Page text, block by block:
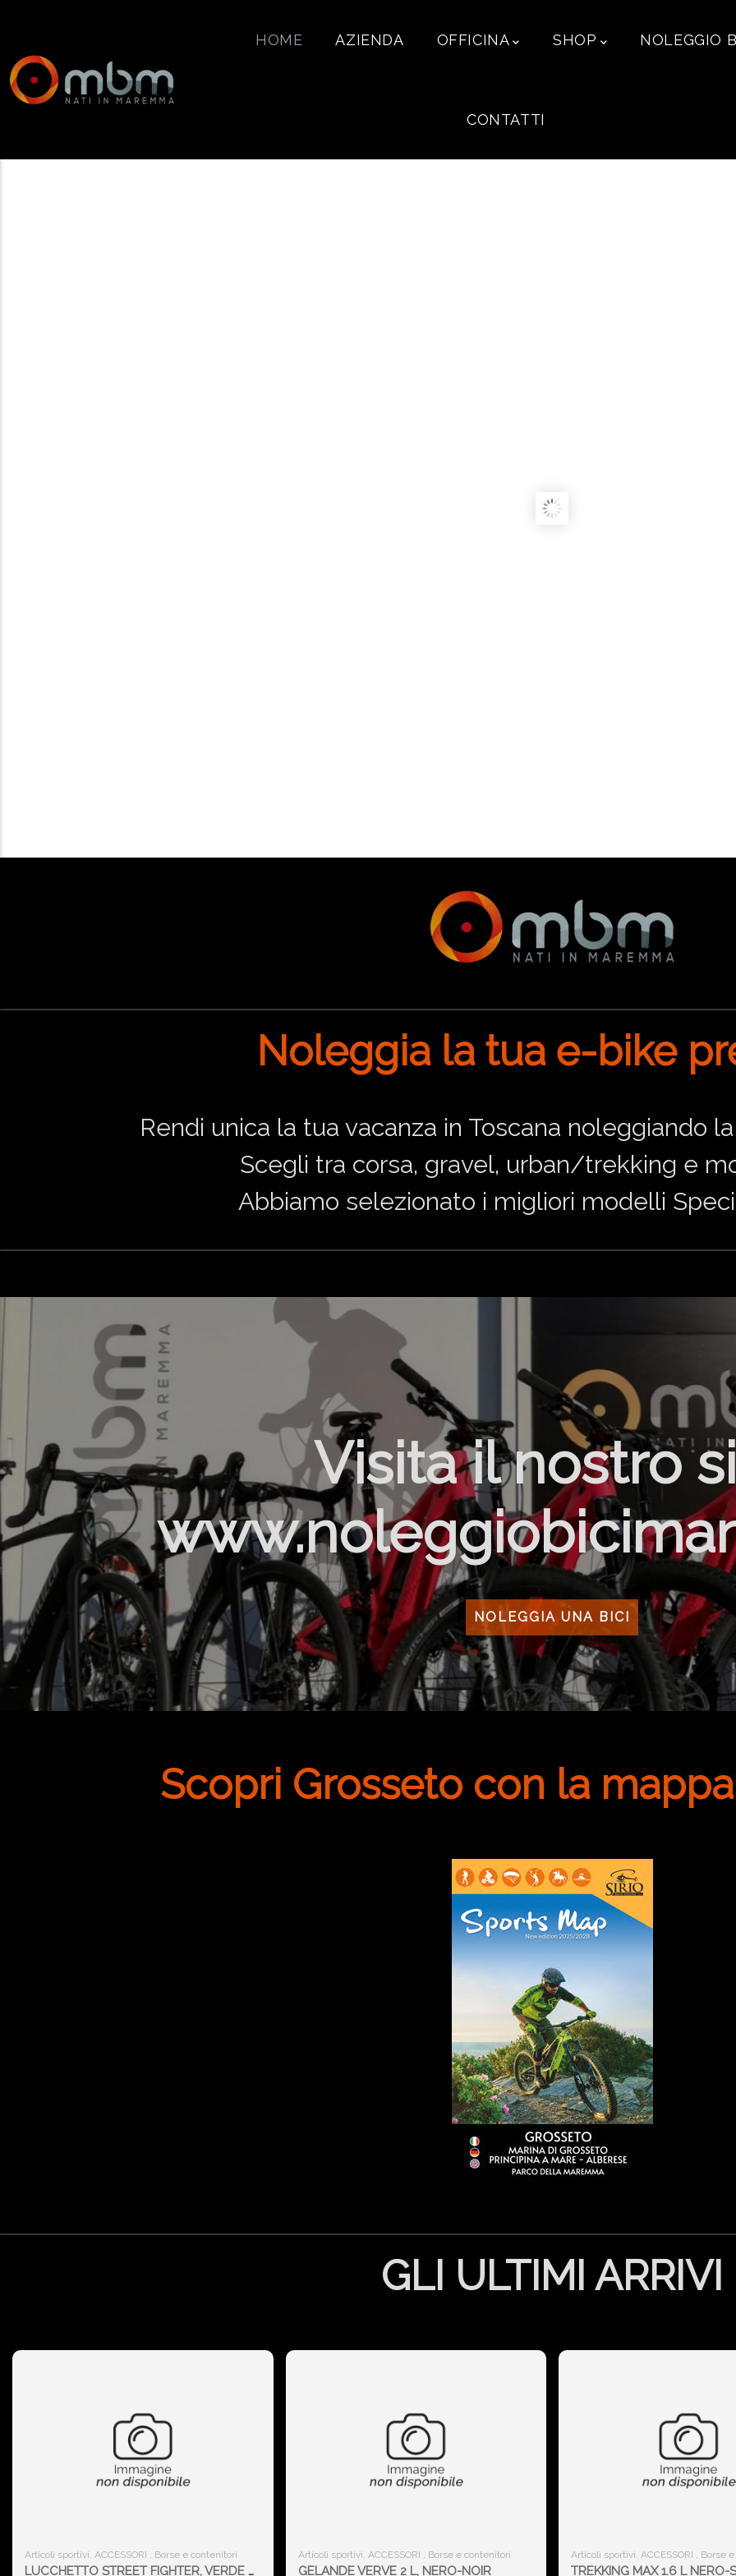
HOME AZIENDA OFFICINA SHOP NOLEGGIO
CONTATTI
Noleggia la tua e-bike
Rendi unica la tua vacanza in Toscana noleggiando
Scegli tra corsa, gravel, urban/trekking e
Abbiamo selezionato i migliori modelli
Visita il nostro
NOLEGGIA UNA BICI
Scopri Grosseto con la
GLI ULTIMI ARRIVI
Articoli sportivi, ACCESSORI , Borse e contenitori
LUCCHETTO STREET FIGHTER, VERDE OLIVA - MOSS
Articoli sportivi, ACCESSORI , Borse e contenitori
GELANDE VERVE 2 L, NERO-NOIR
Articoli sportivi, ACCESSORI , Borse
TREKKING MAX 1.6 L NERO-